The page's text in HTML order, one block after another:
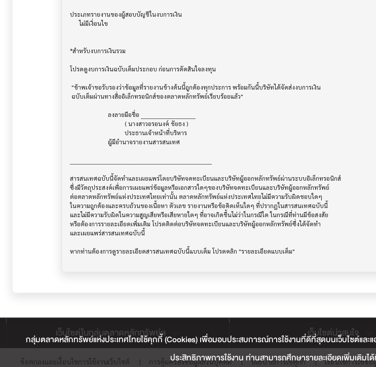
กลุ่มตลาดหลักทรัพย์แห่งประเทศไทยใช้คุกกี้ (Cookies) เพื่อมอบประสบการณ์การใช้งานที่ดีที่สุดบนเว็บไซต์แล
ประสิทธิภาพการใช้งาน ท่านสามารถศึกษารายละเอียดเพิ่มเติม
ประเภทรายงานของผู้สอบบัญชีในงบการเงิน
      ไม่มีเงื่อนไข
*สำหรับงบการเงินรวม
โปรดดูงบการเงินฉบับเต็มประกอบ ก่อนการตัดสินใจลงทุน
สารสนเทศฉบับนี้จัดทำและเผยแพร่โดยบริษัทจดทะเบียนและบริษัทผู้ออกหลักทรัพย์ผ่านระบบอิเล็กทรอนิกส์
ซึ่งมีวัตถุประสงค์เพื่อการเผยแพร่ข้อมูลหรือเอกสารใดๆของบริษัทจดทะเบียนและบริษัทผู้ออกหลักทรัพย์
ต่อตลาดหลักทรัพย์แห่งประเทศไทยเท่านั้น ตลาดหลักทรัพย์แห่งประเทศไทยไม่มีความรับผิดชอบใดๆ
ในความถูกต้องและครบถ้วนของเนื้อหา ตัวเลข รายงานหรือข้อคิดเห็นใดๆ ที่ปรากฎในสารสนเทศฉบับนี้
และไม่มีความรับผิดในความสูญเสียหรือเสียหายใดๆ ที่อาจเกิดขึ้นไม่ว่าในกรณีใด ในกรณีที่ท่านมีข้อสงสัย
หรือต้องการรายละเอียดเพิ่มเติม โปรดติดต่อบริษัทจดทะเบียนและบริษัทผู้ออกหลักทรัพย์ซึ่งได้จัดทำ
และเผยแพร่สารสนเทศฉบับนี้
เว็บไซต์ในกลุ่มตลาดหลักทรัพย์ฯ เว็บไซต์น่าสนใจ
ข้อตกลงและเงื่อนไขการใช้งานเว็บไซต์ | การคุ้มครองข้อมูลส่วนบุคคล | นโยบายการใช้คุกกี้ | เงื่อนไขการใช้ข้